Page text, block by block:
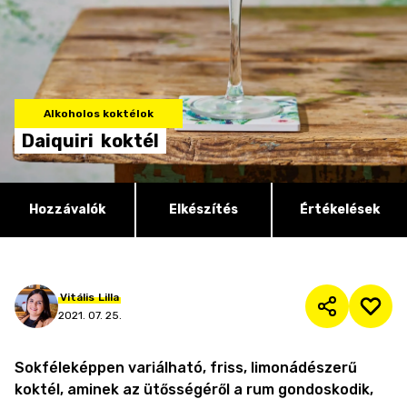
Alkoholos koktélok
Daiquiri koktél
Hozzávalók Elkészítés Értékelések
Vitális Lilla
2021. 07. 25.
Sokféleképpen variálható, friss, limonádészerű
koktél, aminek az ütősségéről a rum gondoskodik,